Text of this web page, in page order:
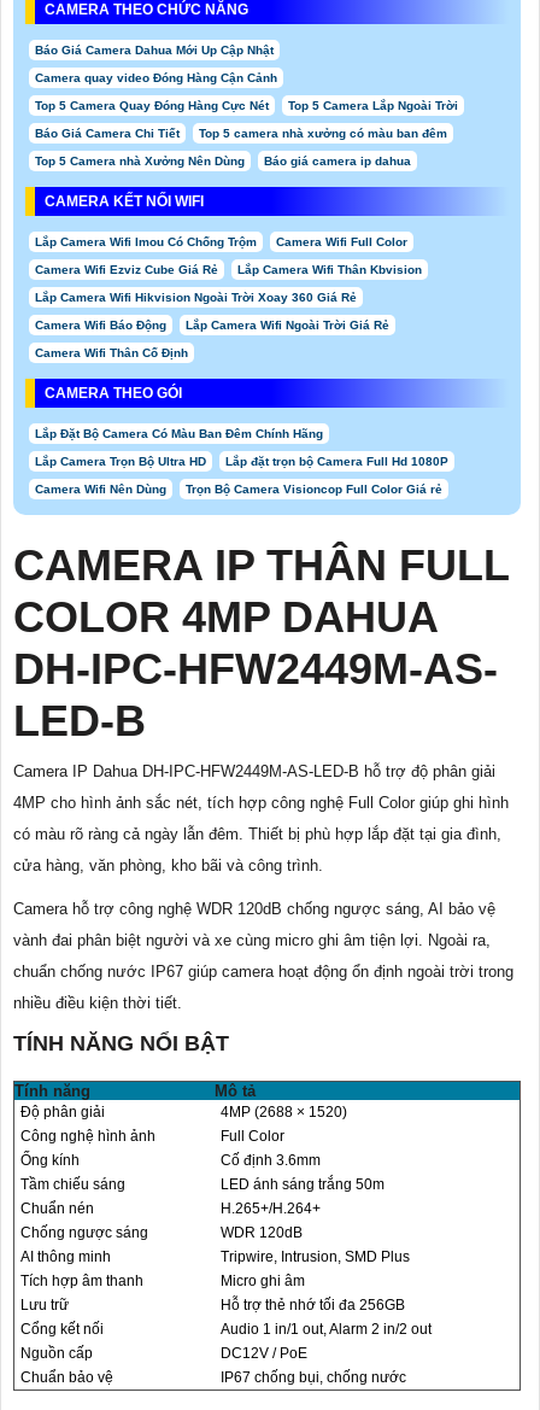
CAMERA THEO CHỨC NĂNG
Báo Giá Camera Dahua Mới Up Cập Nhật
Camera quay video Đóng Hàng Cận Cảnh
Top 5 Camera Quay Đóng Hàng Cực Nét Top 5 Camera Lắp Ngoài Trời
Báo Giá Camera Chi Tiết Top 5 camera nhà xưởng có màu ban đêm
Top 5 Camera nhà Xưởng Nên Dùng Báo giá camera ip dahua
CAMERA KẾT NỐI WIFI
Lắp Camera Wifi Imou Có Chống Trộm Camera Wifi Full Color
Camera Wifi Ezviz Cube Giá Rẻ Lắp Camera Wifi Thân Kbvision
Lắp Camera Wifi Hikvision Ngoài Trời Xoay 360 Giá Rẻ
Camera Wifi Báo Động Lắp Camera Wifi Ngoài Trời Giá Rẻ
Camera Wifi Thân Cố Định
CAMERA THEO GÓI
Lắp Đặt Bộ Camera Có Màu Ban Đêm Chính Hãng
Lắp Camera Trọn Bộ Ultra HD Lắp đặt trọn bộ Camera Full Hd 1080P
Camera Wifi Nên Dùng Trọn Bộ Camera Visioncop Full Color Giá rẻ
CAMERA IP THÂN FULL
COLOR 4MP DAHUA
DH-IPC-HFW2449M-AS-
LED-B
Camera IP Dahua DH-IPC-HFW2449M-AS-LED-B hỗ trợ độ phân giải
4MP cho hình ảnh sắc nét, tích hợp công nghệ Full Color giúp ghi hình
có màu rõ ràng cả ngày lẫn đêm. Thiết bị phù hợp lắp đặt tại gia đình,
cửa hàng, văn phòng, kho bãi và công trình.
Camera hỗ trợ công nghệ WDR 120dB chống ngược sáng, AI bảo vệ
vành đai phân biệt người và xe cùng micro ghi âm tiện lợi. Ngoài ra,
chuẩn chống nước IP67 giúp camera hoạt động ổn định ngoài trời trong
nhiều điều kiện thời tiết.
TÍNH NĂNG NỔI BẬT
Tính năng Mô tả
Độ phân giải
4MP (2688 × 1520)
Công nghệ hình ảnh
Full Color
Ống kính
Cố định 3.6mm
Tầm chiếu sáng
LED ánh sáng trắng 50m
Chuẩn nén
H.265+/H.264+
Chống ngược sáng
WDR 120dB
AI thông minh
Tripwire, Intrusion, SMD Plus
Tích hợp âm thanh
Micro ghi âm
Lưu trữ
Hỗ trợ thẻ nhớ tối đa 256GB
Cổng kết nối
Audio 1 in/1 out, Alarm 2 in/2 out
Nguồn cấp
DC12V / PoE
Chuẩn bảo vệ
IP67 chống bụi, chống nước